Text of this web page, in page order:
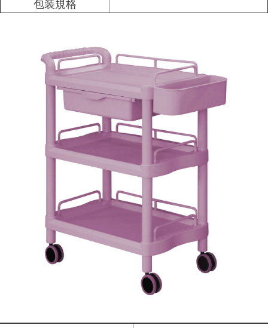
包装規格